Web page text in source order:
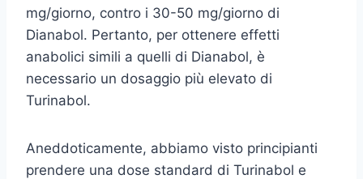
mg/giorno, contro i 30-50 mg/giorno di
Dianabol. Pertanto, per ottenere effetti
anabolici simili a quelli di Dianabol, è
necessario un dosaggio più elevato di
Turinabol.
Aneddoticamente, abbiamo visto principianti
prendere una dose standard di Turinabol e